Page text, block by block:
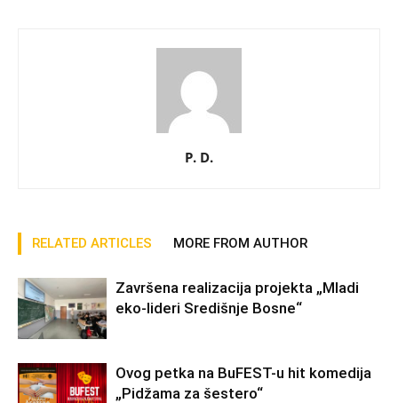
P. D.
RELATED ARTICLES MORE FROM AUTHOR
Završena realizacija projekta „Mladi
eko-lideri Središnje Bosne“
Ovog petka na BuFEST-u hit komedija
„Pidžama za šestero“